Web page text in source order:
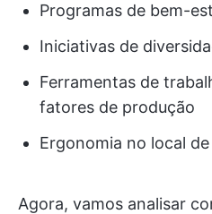
Programas de bem-
Iniciativas de
Ferramentas de
fatores de produção
Ergonomia no local
Agora, vamos analisar